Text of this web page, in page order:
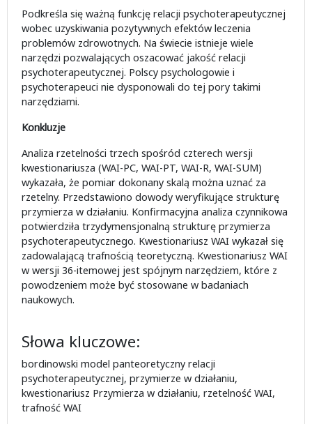
Podkreśla się ważną funkcję relacji psychoterapeutycznej
wobec uzyskiwania pozytywnych efektów leczenia
problemów zdrowotnych. Na świecie istnieje wiele
narzędzi pozwalających oszacować jakość relacji
psychoterapeutycznej. Polscy psychologowie i
psychoterapeuci nie dysponowali do tej pory takimi
narzędziami.
Konkluzje
Analiza rzetelności trzech spośród czterech wersji
kwestionariusza (WAI-PC, WAI-PT, WAI-R, WAI-SUM)
wykazała, że pomiar dokonany skalą można uznać za
rzetelny. Przedstawiono dowody weryfikujące strukturę
przymierza w działaniu. Konfirmacyjna analiza czynnikowa
potwierdziła trzydymensjonalną strukturę przymierza
psychoterapeutycznego. Kwestionariusz WAI wykazał się
zadowalającą trafnością teoretyczną. Kwestionariusz WAI
w wersji 36-itemowej jest spójnym narzędziem, które z
powodzeniem może być stosowane w badaniach
naukowych.
Słowa kluczowe:
bordinowski model panteoretyczny relacji
psychoterapeutycznej, przymierze w działaniu,
kwestionariusz Przymierza w działaniu, rzetelność WAI,
trafność WAI